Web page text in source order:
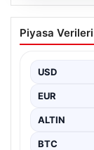
Klasik
yağsız
{“title”:
Piyasa Verileri
USD
EUR
ALTIN
BTC